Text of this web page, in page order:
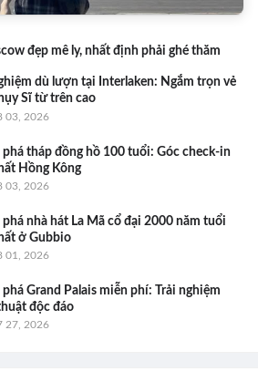
đẹp mê ly, nhất định phải ghé thăm
dù lượn tại Interlaken: Ngắm trọn vẻ
Sĩ từ trên cao
03, 2026
phá tháp đồng hồ 100 tuổi: Góc check-in
Hồng Kông
03, 2026
phá nhà hát La Mã cổ đại 2000 năm tuổi
ở Gubbio
01, 2026
phá Grand Palais miễn phí: Trải nghiệm
độc đáo
27, 2026